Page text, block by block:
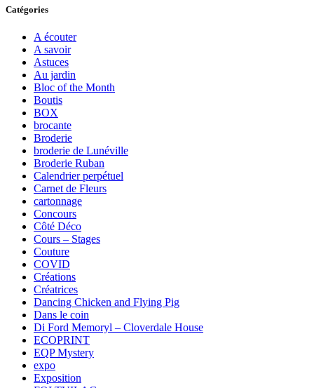
Catégories
A écouter
A savoir
Astuces
Au jardin
Bloc of the Month
Boutis
BOX
brocante
Broderie
broderie de Lunéville
Broderie Ruban
Calendrier perpétuel
Carnet de Fleurs
cartonnage
Concours
Côté Déco
Cours – Stages
Couture
COVID
Créations
Créatrices
Dancing Chicken and Flying Pig
Dans le coin
Di Ford Memoryl – Cloverdale House
ECOPRINT
EQP Mystery
expo
Exposition